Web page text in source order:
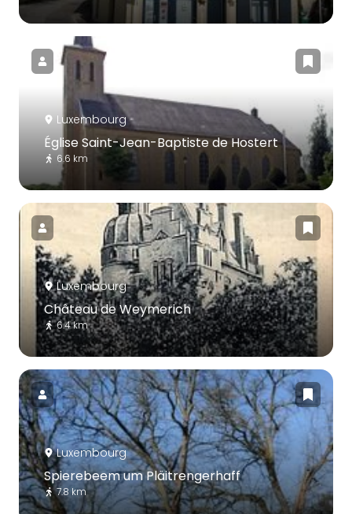
Luxembourg
Église Saint-Jean-Baptiste de Hostert
6.6 km
Luxembourg
Château de Weymerich
6.4 km
Luxembourg
Spierebeem um Pläitrengerhaff
7.8 km